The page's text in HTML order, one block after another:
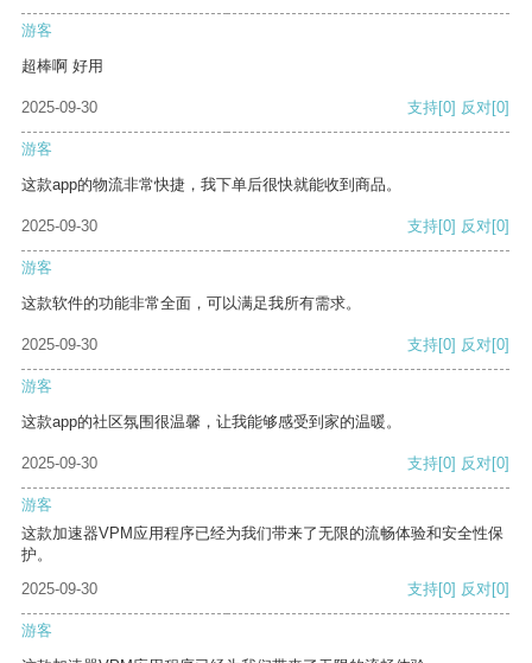
游客
超棒啊 好用
2025-09-30 支持[0] 反对[0]
游客
这款app的物流非常快捷，我下单后很快就能收到商品。
2025-09-30 支持[0] 反对[0]
游客
这款软件的功能非常全面，可以满足我所有需求。
2025-09-30 支持[0] 反对[0]
游客
这款app的社区氛围很温馨，让我能够感受到家的温暖。
2025-09-30 支持[0] 反对[0]
游客
这款加速器VPM应用程序已经为我们带来了无限的流畅体验和安全性保
护。
2025-09-30
支持[0] 反对[0]
游客